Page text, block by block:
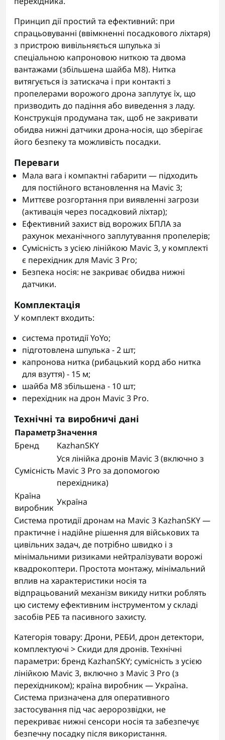
Принцип дії простий та ефективний: при
спрацьовуванні (ввімкненні посадкового ліхтаря)
з пристрою вивільняється шпулька зі
спеціальною капроновою ниткою та двома
вантажами (збільшена шайба М8). Нитка
витягується із затискача і при контакті з
пропелерами ворожого дрона заплутує їх, що
призводить до падіння або виведення з ладу.
Конструкція продумана так, щоб не закривати
обидва нижні датчики дрона-носія, що зберігає
його безпеку та можливість посадки.
Переваги
Мала вага і компактні габарити — підходить
для постійного встановлення на Mavic 3;
Миттєве розгортання при виявленні загрози
(активація через посадковий ліхтар);
Ефективний захист від ворожих БПЛА за
рахунок механічного заплутування пропелерів;
Сумісність з усією лінійкою Mavic 3, у комплекті
є перехідник для Mavic 3 Pro;
Безпека носія: не закриває обидва нижні
датчики.
Комплектація
У комплект входить:
система протидії YoYo;
підготовлена шпулька - 2 шт;
капронова нитка (рибацький корд або нитка
для взуття) - 15 м;
шайба М8 збільшена - 10 шт;
перехідник на дрон Mavic 3 Pro.
Технічні та виробничі дані
ПараметрЗначення
Бренд
KazhanSKY
Сумісність
Уся лінійка дронів Mavic 3 (включно з
Mavic 3 Pro за допомогою
перехідника)
Країна
виробник
Україна
Система протидії дронам на Mavic 3 KazhanSKY —
практичне і надійне рішення для військових та
цивільних задач, де потрібно швидко і з
мінімальними ризиками нейтралізувати ворожі
квадрокоптери. Простота монтажу, мінімальний
вплив на характеристики носія та
відпрацьований механізм викиду нитки роблять
цю систему ефективним інструментом у складі
засобів РЕБ та пасивного захисту.
Категорія товару: Дрони, РЕБИ, дрон детектори,
комплектуючі > Скиди для дронів. Технічні
параметри: бренд KazhanSKY; сумісність з усією
лінійкою Mavic 3, включно з Mavic 3 Pro (з
перехідником); країна виробник — Україна.
Система призначена для оперативного
застосування під час аеророзвідки, не
перекриває нижні сенсори носія та забезпечує
безпечну посадку після використання.